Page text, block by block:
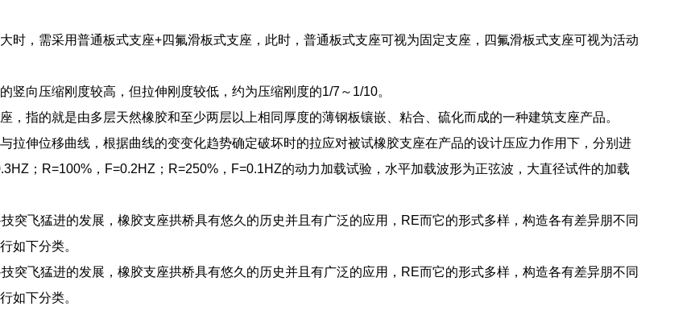
时，需采用普通板式支座+四氟滑板式支座，此时，普通板式支座可视为固定支座，四氟滑板式支座可视为活动
竖向压缩刚度较高，但拉伸刚度较低，约为压缩刚度的1/7～1/10。
，指的就是由多层天然橡胶和至少两层以上相同厚度的薄钢板镶嵌、粘合、硫化而成的一种建筑支座产品。
拉伸位移曲线，根据曲线的变变化趋势确定破坏时的拉应对被试橡胶支座在产品的设计压应力作用下，分别进
；R=100%，F=0.2HZ；R=250%，F=0.1HZ的动力加载试验，水平加载波形为正弦波，大直径试件的加载
突飞猛进的发展，橡胶支座拱桥具有悠久的历史并且有广泛的应用，RE而它的形式多样，构造各有差异朋不同
如下分类。
突飞猛进的发展，橡胶支座拱桥具有悠久的历史并且有广泛的应用，RE而它的形式多样，构造各有差异朋不同
如下分类。